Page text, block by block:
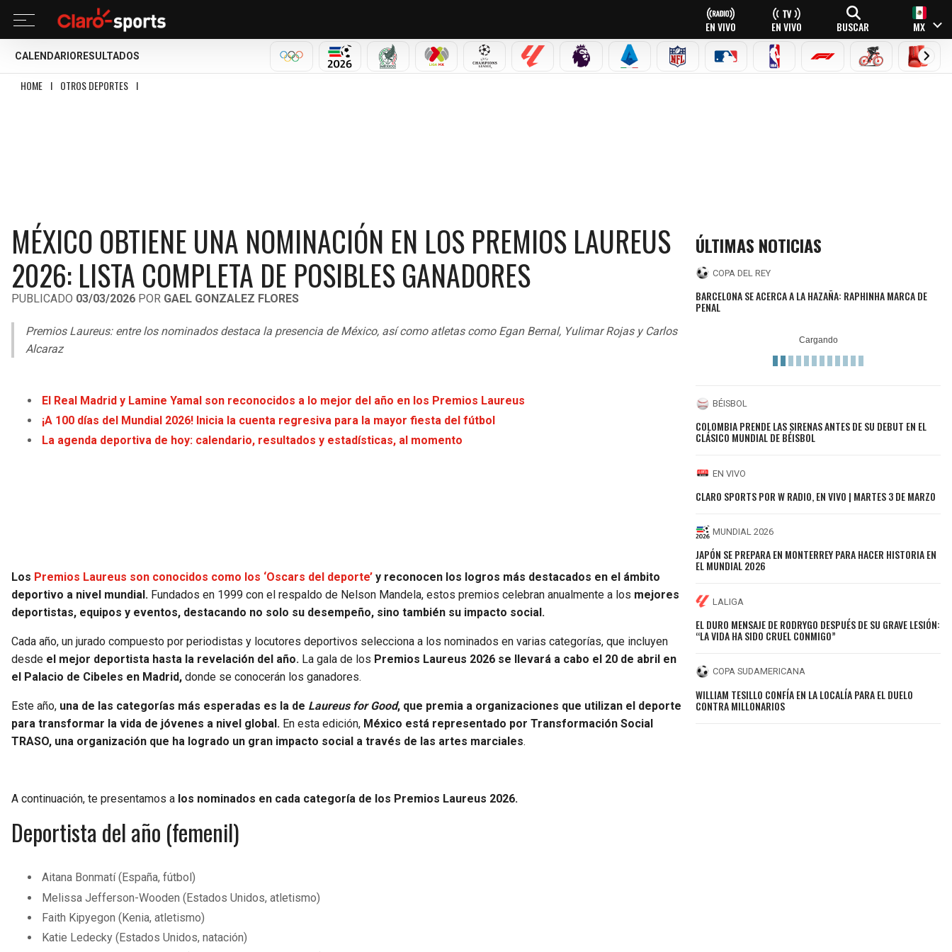
EN VIVO EN VIVO BUSCAR MX
CALENDARIO RESULTADOS
MILANO CORTINA 2026
MUNDIAL 2026SELECCIÓN MEXICANA
LIGA MX CHAMPIONS LEAGUE
LALIGA PREMIER LEAGUE
SERIE A NFL MLB NBA FÓRMULA 1CICLISMOBOXEO
HOME I OTROS DEPORTES I
MÉXICO OBTIENE UNA NOMINACIÓN EN LOS PREMIOS LAUREUS
2026: LISTA COMPLETA DE POSIBLES GANADORES
PUBLICADO 03/03/2026 POR GAEL GONZALEZ FLORES
Premios Laureus: entre los nominados destaca la presencia de México, así como atletas como Egan Bernal, Yulimar Rojas y Carlos
Alcaraz
El Real Madrid y Lamine Yamal son reconocidos a lo mejor del año en los Premios Laureus
¡A 100 días del Mundial 2026! Inicia la cuenta regresiva para la mayor fiesta del fútbol
La agenda deportiva de hoy: calendario, resultados y estadísticas, al momento
Los Premios Laureus son conocidos como los ‘Oscars del deporte’ y reconocen los logros más destacados en el ámbito
deportivo a nivel mundial. Fundados en 1999 con el respaldo de Nelson Mandela, estos premios celebran anualmente a los mejores
deportistas, equipos y eventos, destacando no solo su desempeño, sino también su impacto social.
Cada año, un jurado compuesto por periodistas y locutores deportivos selecciona a los nominados en varias categorías, que incluyen
desde el mejor deportista hasta la revelación del año. La gala de los Premios Laureus 2026 se llevará a cabo el 20 de abril en
el Palacio de Cibeles en Madrid, donde se conocerán los ganadores.
Este año, una de las categorías más esperadas es la de Laureus for Good, que premia a organizaciones que utilizan el deporte
para transformar la vida de jóvenes a nivel global. En esta edición, México está representado por Transformación Social
TRASO, una organización que ha logrado un gran impacto social a través de las artes marciales.
A continuación, te presentamos a los nominados en cada categoría de los Premios Laureus 2026.
Deportista del año (femenil)
Aitana Bonmatí (España, fútbol)
Melissa Jefferson-Wooden (Estados Unidos, atletismo)
Faith Kipyegon (Kenia, atletismo)
Katie Ledecky (Estados Unidos, natación)
ÚLTIMAS NOTICIAS
COPA DEL REY
BARCELONA SE ACERCA A LA HAZAÑA: RAPHINHA MARCA DE
PENAL
BÉISBOL
COLOMBIA PRENDE LAS SIRENAS ANTES DE SU DEBUT EN EL
CLÁSICO MUNDIAL DE BÉISBOL
EN VIVO
CLARO SPORTS POR W RADIO, EN VIVO | MARTES 3 DE MARZO
MUNDIAL 2026
JAPÓN SE PREPARA EN MONTERREY PARA HACER HISTORIA EN
EL MUNDIAL 2026
LALIGA
EL DURO MENSAJE DE RODRYGO DESPUÉS DE SU GRAVE LESIÓN:
“LA VIDA HA SIDO CRUEL CONMIGO”
COPA SUDAMERICANA
WILLIAM TESILLO CONFÍA EN LA LOCALÍA PARA EL DUELO
CONTRA MILLONARIOS